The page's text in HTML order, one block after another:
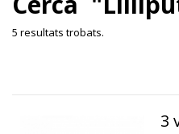
5 resultats trobats.
3